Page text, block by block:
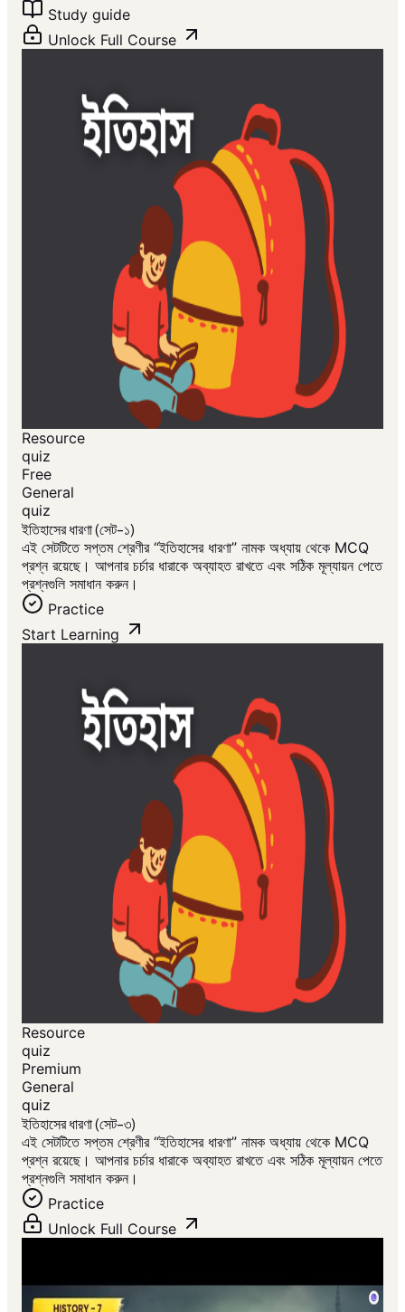
Study guide
Unlock Full Course
Resource
quiz
Free
General
quiz
ইতিহাসের ধারণা (সেট-১)
এই সেটটিতে সপ্তম শ্রেণীর “ইতিহাসের ধারণা” নামক অধ্যায় থেকে MCQ
প্রশ্ন রয়েছে। আপনার চর্চার ধারাকে অব্যাহত রাখতে এবং সঠিক মূল্যায়ন পেতে
প্রশ্নগুলি সমাধান করুন।
Practice
Start Learning
Resource
quiz
Premium
General
quiz
ইতিহাসের ধারণা (সেট-৩)
এই সেটটিতে সপ্তম শ্রেণীর “ইতিহাসের ধারণা” নামক অধ্যায় থেকে MCQ
প্রশ্ন রয়েছে। আপনার চর্চার ধারাকে অব্যাহত রাখতে এবং সঠিক মূল্যায়ন পেতে
প্রশ্নগুলি সমাধান করুন।
Practice
Unlock Full Course